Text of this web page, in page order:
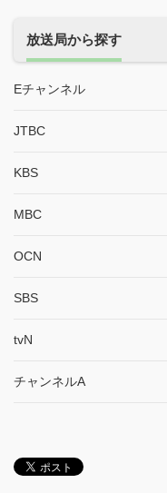
放送局から探す
Eチャンネル
JTBC
KBS
MBC
OCN
SBS
tvN
チャンネルA